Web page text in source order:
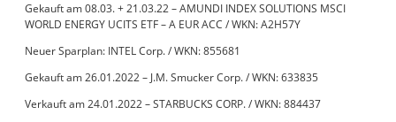
Gekauft am 08.03. + 21.03.22 – AMUNDI INDEX SOLUTIONS MSCI
WORLD ENERGY UCITS ETF – A EUR ACC / WKN: A2H57Y
Neuer Sparplan: INTEL Corp. / WKN: 855681
Gekauft am 26.01.2022 – J.M. Smucker Corp. / WKN: 633835
Verkauft am 24.01.2022 – STARBUCKS CORP. / WKN: 884437